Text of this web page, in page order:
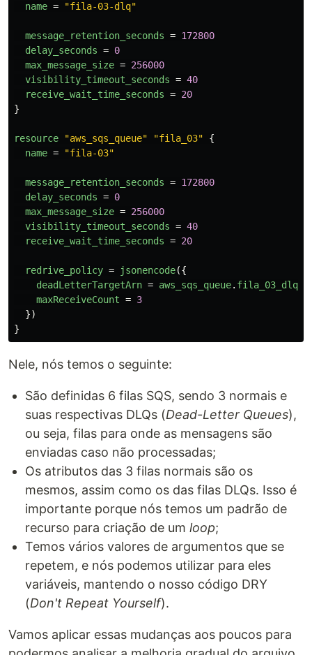
name = "fila-03-dlq"
message_retention_seconds = 172800
delay_seconds = 0
max_message_size = 256000
visibility_timeout_seconds = 40
receive_wait_time_seconds = 20
}
resource "aws_sqs_queue" "fila_03"
{
name = "fila-03"
message_retention_seconds = 172800
delay_seconds = 0
max_message_size = 256000
visibility_timeout_seconds = 40
receive_wait_time_seconds = 20
redrive_policy = jsonencode({
deadLetterTargetArn = aws_sqs_queue. fila_03_dlq
maxReceiveCount = 3
})
}
Nele, nós temos o seguinte:
São definidas 6 filas SQS, sendo 3 normais e
suas respectivas DLQs (Dead-Letter Queues),
ou seja, filas para onde as mensagens são
enviadas caso não processadas;
Os atributos das 3 filas normais são os
mesmos, assim como os das filas DLQs. Isso é
importante porque nós temos um padrão de
recurso para criação de um loop;
Temos vários valores de argumentos que se
repetem, e nós podemos utilizar para eles
variáveis, mantendo o nosso código DRY
(Don't Repeat Yourself).
Vamos aplicar essas mudanças aos poucos para